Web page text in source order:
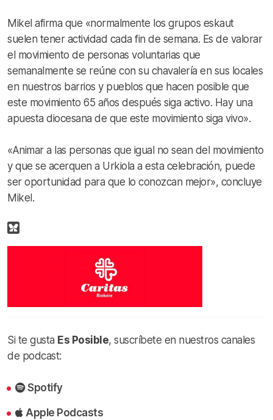
Mikel afirma que «normalmente los grupos eskaut
suelen tener actividad cada fin de semana. Es de valorar
el movimiento de personas voluntarias que
semanalmente se reúne con su chavalería en sus locales
en nuestros barrios y pueblos que hacen posible que
este movimiento 65 años después siga activo. Hay una
apuesta diocesana de que este movimiento siga vivo».
«Animar a las personas que igual no sean del movimiento
y que se acerquen a Urkiola a esta celebración, puede
ser oportunidad para que lo conozcan mejor», concluye
Mikel.
Si te gusta Es Posible, suscríbete en nuestros canales
de podcast:
Spotify
Apple Podcasts